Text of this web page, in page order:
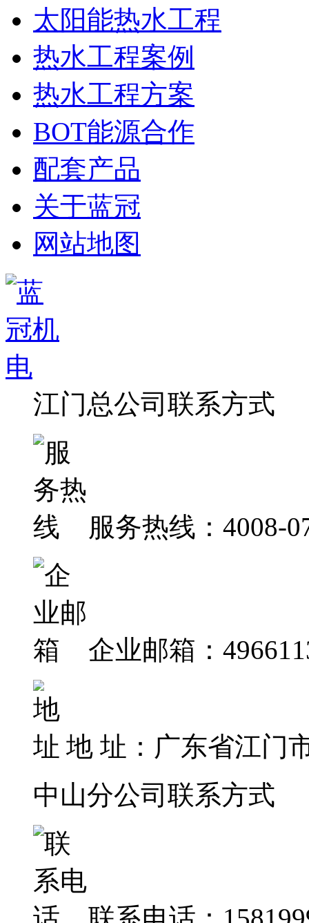
太阳能热水工程
热水工程案例
热水工程方案
BOT能源合作
配套产品
关于蓝冠
网站地图
江门总公司联系方式
服务热线：4008-
企业邮箱：
地 址：广东省江门
中山分公司联系方式